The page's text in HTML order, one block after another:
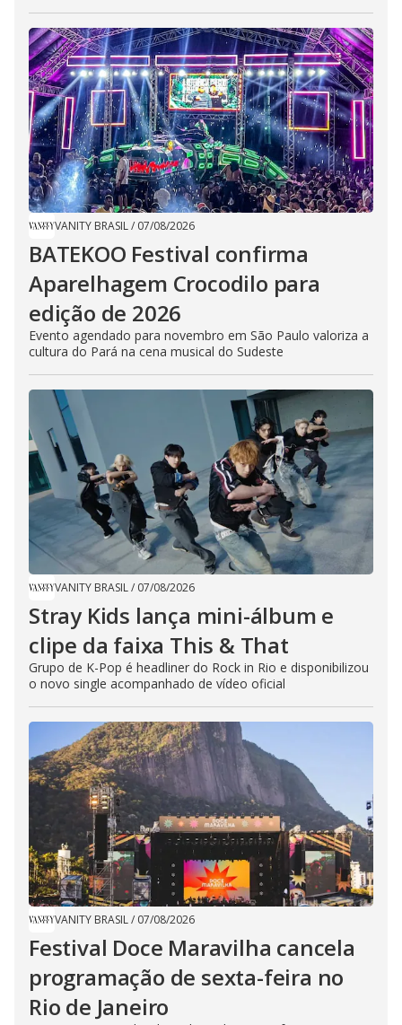
VANITY BRASIL/ 07/08/2026
BATEKOO Festival confirma
Aparelhagem Crocodilo para
edição de 2026
Evento agendado para novembro em São Paulo valoriza a
cultura do Pará na cena musical do Sudeste
VANITY BRASIL/ 07/08/2026
Stray Kids lança mini-álbum e
clipe da faixa This & That
Grupo de K-Pop é headliner do Rock in Rio e disponibilizou
o novo single acompanhado de vídeo oficial
VANITY BRASIL/ 07/08/2026
Festival Doce Maravilha cancela
programação de sexta-feira no
Rio de Janeiro